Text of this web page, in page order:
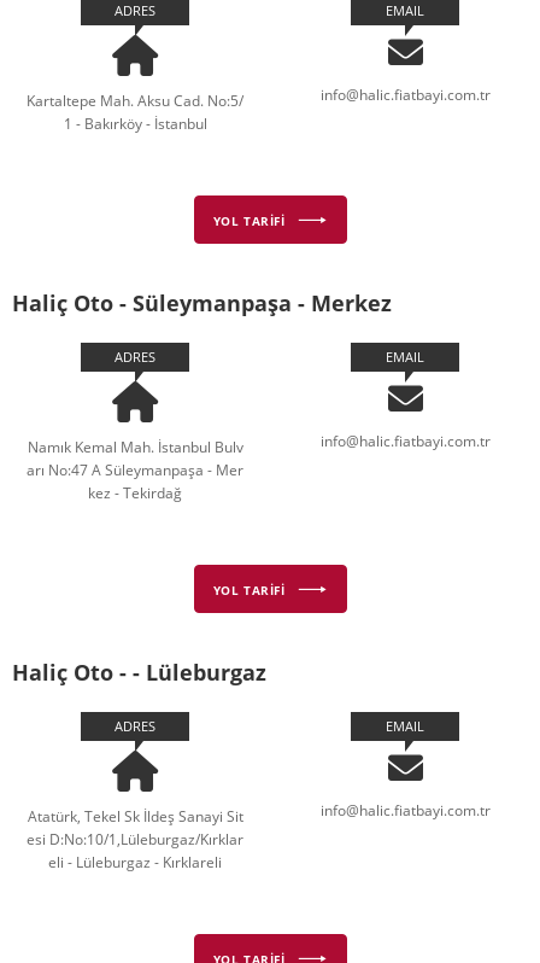
ADRES
Kartaltepe Mah. Aksu Cad. No:5/
1 - Bakırköy - İstanbul
EMAIL
info@halic.fiatbayi.com.tr
YOL TARİFİ
Haliç Oto - Süleymanpaşa - Merkez
ADRES
Namık Kemal Mah. İstanbul Bulv
arı No:47 A Süleymanpaşa - Mer
kez - Tekirdağ
EMAIL
info@halic.fiatbayi.com.tr
YOL TARİFİ
Haliç Oto - - Lüleburgaz
ADRES
Atatürk, Tekel Sk İldeş Sanayi Sit
esi D:No:10/1,Lüleburgaz/Kırklar
eli - Lüleburgaz - Kırklareli
EMAIL
info@halic.fiatbayi.com.tr